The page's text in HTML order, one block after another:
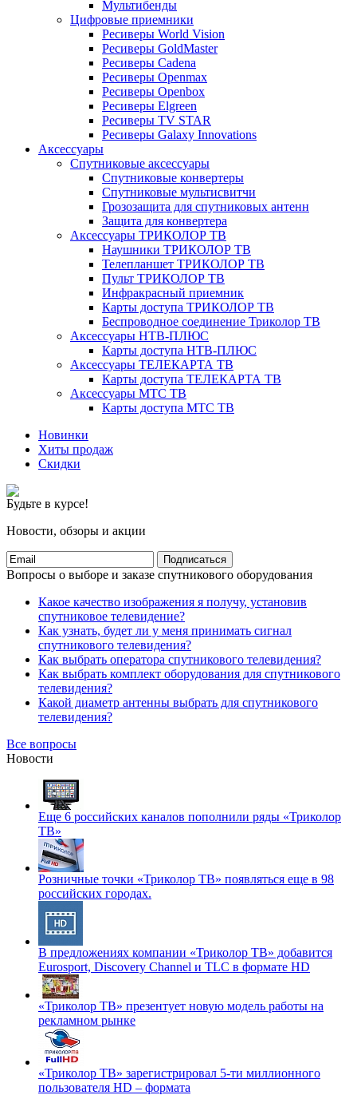
Мультибенды
Цифровые приемники
Ресиверы World Vision
Ресиверы GoldMaster
Ресиверы Cadena
Ресиверы Openmax
Ресиверы Openbox
Ресиверы Elgreen
Ресиверы TV STAR
Ресиверы Galaxy Innovations
Аксессуары
Спутниковые аксессуары
Спутниковые конвертеры
Спутниковые мультисвитчи
Грозозащита для спутниковых антенн
Защита для конвертера
Аксессуары ТРИКОЛОР ТВ
Наушники ТРИКОЛОР ТВ
Телепланшет ТРИКОЛОР ТВ
Пульт ТРИКОЛОР ТВ
Инфракрасный приемник
Карты доступа ТРИКОЛОР ТВ
Беспроводное соединение Триколор ТВ
Аксессуары НТВ-ПЛЮС
Карты доступа НТВ-ПЛЮС
Аксессуары ТЕЛЕКАРТА ТВ
Карты доступа ТЕЛЕКАРТА ТВ
Аксессуары МТС ТВ
Карты доступа МТС ТВ
Новинки
Хиты продаж
Скидки
Будьте в курсе!
Новости, обзоры и акции
Подписаться
Вопросы о выборе и заказе спутникового оборудования
Какое качество изображения я получу, установив
спутниковое телевидение?
Как узнать, будет ли у меня принимать сигнал
спутникового телевидения?
Как выбрать оператора спутникового телевидения?
Как выбрать комплект оборудования для спутникового
телевидения?
Какой диаметр антенны выбрать для спутникового
телевидения?
Все вопросы
Новости
Еще 6 российских каналов пополнили ряды «Триколор
ТВ»
Розничные точки «Триколор ТВ» появляться еще в 98
российских городах.
В предложениях компании «Триколор ТВ» добавится
Eurosport, Discovery Channel и TLC в формате HD
«Триколор ТВ» презентует новую модель работы на
рекламном рынке
«Триколор ТВ» зарегистрировал 5-ти миллионного
пользователя HD – формата